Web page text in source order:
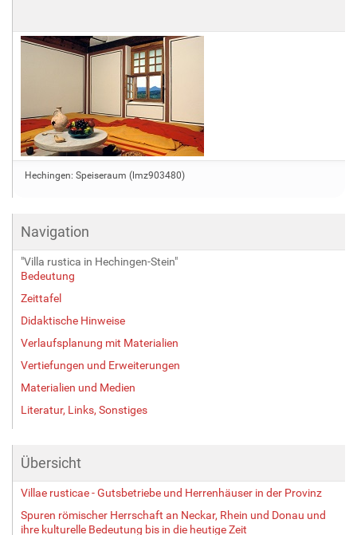
Hechingen: Speiseraum (lmz903480)
Navigation
"Villa rustica in Hechingen-Stein"
Bedeutung
Zeittafel
Didaktische Hinweise
Verlaufsplanung mit Materialien
Vertiefungen und Erweiterungen
Materialien und Medien
Literatur, Links, Sonstiges
Übersicht
Villae rusticae - Gutsbetriebe und Herrenhäuser in der Provinz
Spuren römischer Herrschaft an Neckar, Rhein und Donau und
ihre kulturelle Bedeutung bis in die heutige Zeit